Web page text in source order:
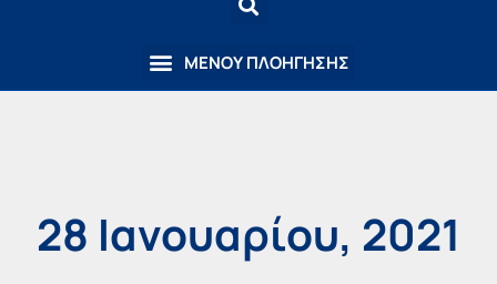
28 Ιανουαρίου, 2021